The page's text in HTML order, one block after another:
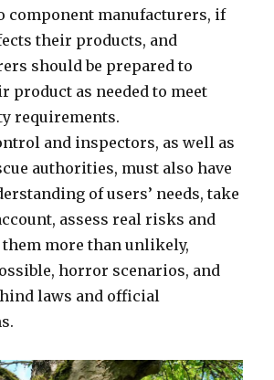
component manufacturers, if
their products, and
should be prepared to
product as needed to meet
requirements.
and inspectors, as well as
authorities, must also have
of users’ needs, take
assess real risks and
more than unlikely,
horror scenarios, and
laws and official